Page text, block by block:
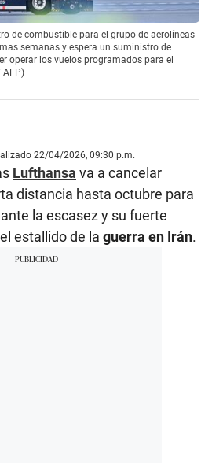
de combustible para el grupo de aerolíneas
semanas y espera un suministro de
operar los vuelos programados para el
AFP)
22/04/2026, 09:30 p.m.
Lufthansa va a cancelar
distancia hasta octubre para
la escasez y su fuerte
estallido de la guerra en Irán.